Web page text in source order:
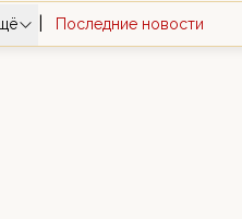
Последние новости